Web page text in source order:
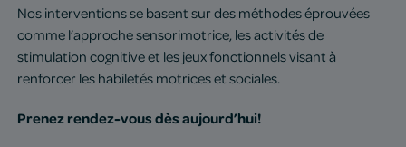
Nos interventions se basent sur des méthodes éprouvées
comme l’approche sensorimotrice, les activités de
stimulation cognitive et les jeux fonctionnels visant à
renforcer les habiletés motrices et sociales.
Prenez rendez-vous dès aujourd’hui!